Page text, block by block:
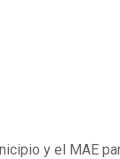
y el MAE